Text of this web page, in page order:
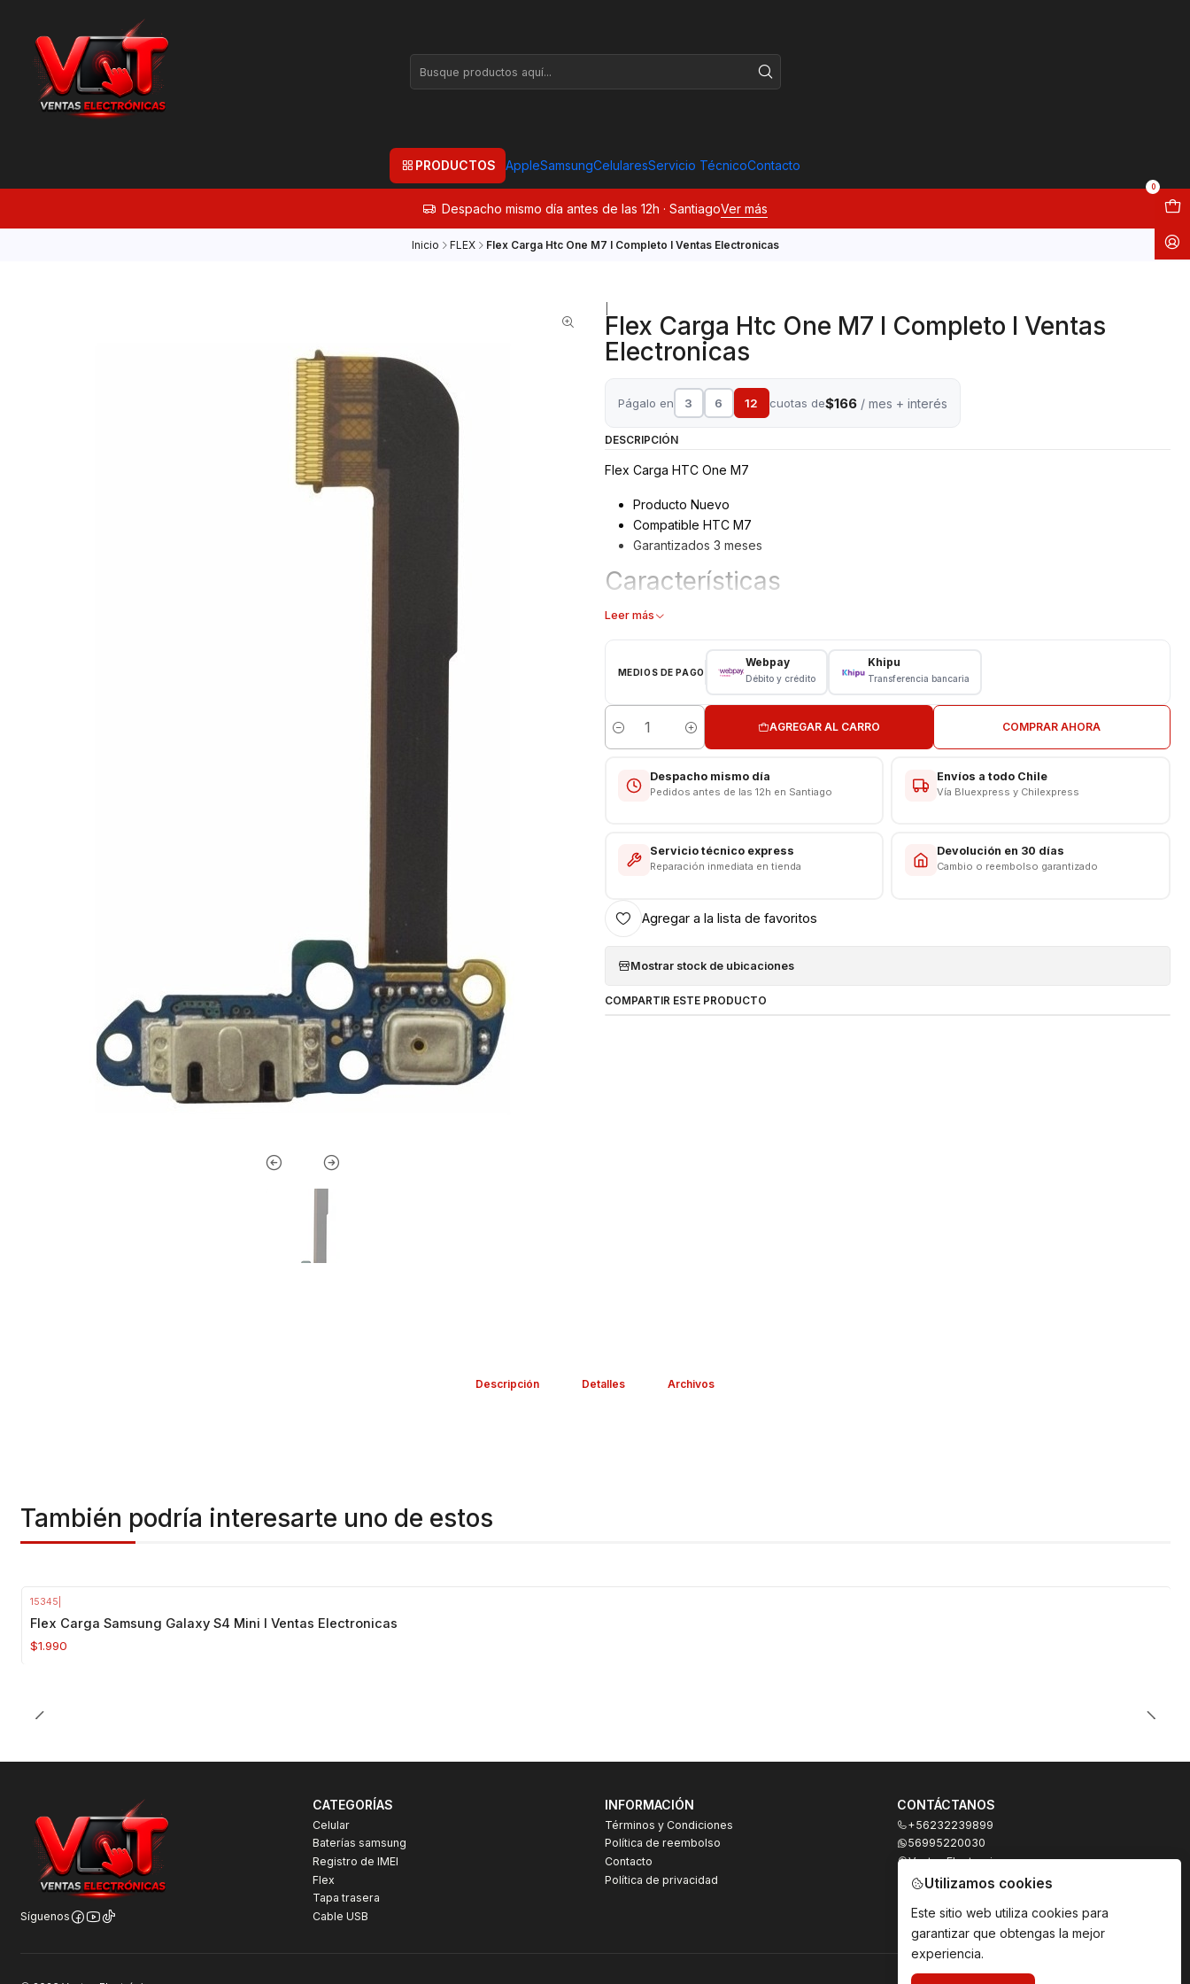
PRODUCTOS AppleSamsungCelularesServicio TécnicoContacto
0
Despacho mismo día antes de las 12h · SantiagoVer más
Inicio FLEX Flex Carga Htc One M7 I Completo I Ventas Electronicas
Flex Carga Htc One M7 I Completo I Ventas
Electronicas
Págalo en 3 6 12 cuotas de$166/ mes + interés
DESCRIPCIÓN
Flex Carga HTC One M7
Producto Nuevo
Compatible HTC M7
Garantizados 3 meses
Características
Flex Conector Carga/USB
Consulta por valores de instalación
Leer más
MEDIOS DE PAGO
Webpay
Débito y crédito
Khipu
Transferencia bancaria
Cantidad
AGREGAR AL CARRO COMPRAR AHORA
Despacho mismo día
Pedidos antes de las 12h en Santiago
Envíos a todo Chile
Vía Bluexpress y Chilexpress
Servicio técnico express
Reparación inmediata en tienda
Devolución en 30 días
Cambio o reembolso garantizado
Agregar a la lista de favoritos
Mostrar stock de ubicaciones
COMPARTIR ESTE PRODUCTO
Descripción Detalles Archivos
También podría interesarte uno de estos
15345
Flex Carga Samsung Galaxy S4 Mini I Ventas Electronicas
$1.990
Síguenos
CATEGORÍAS
Celular
Baterías samsung
Registro de IMEI
Flex
Tapa trasera
Cable USB
INFORMACIÓN
Términos y Condiciones
Política de reembolso
Contacto
Política de privacidad
CONTÁCTANOS
+56232239899
56995220030
Ventas Electronicas
Moneda 973, local 327
Santiago - Santiago Centro
Utilizamos cookies
Este sitio web utiliza cookies para
garantizar que obtengas la mejor
experiencia.